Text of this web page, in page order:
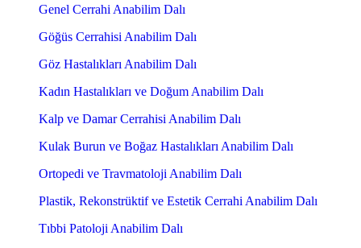
Genel Cerrahi Anabilim Dalı
Göğüs Cerrahisi Anabilim Dalı
Göz Hastalıkları Anabilim Dalı
Kadın Hastalıkları ve Doğum Anabilim Dalı
Kalp ve Damar Cerrahisi Anabilim Dalı
Kulak Burun ve Boğaz Hastalıkları Anabilim Dalı
Ortopedi ve Travmatoloji Anabilim Dalı
Plastik, Rekonstrüktif ve Estetik Cerrahi Anabilim Dalı
Tıbbi Patoloji Anabilim Dalı